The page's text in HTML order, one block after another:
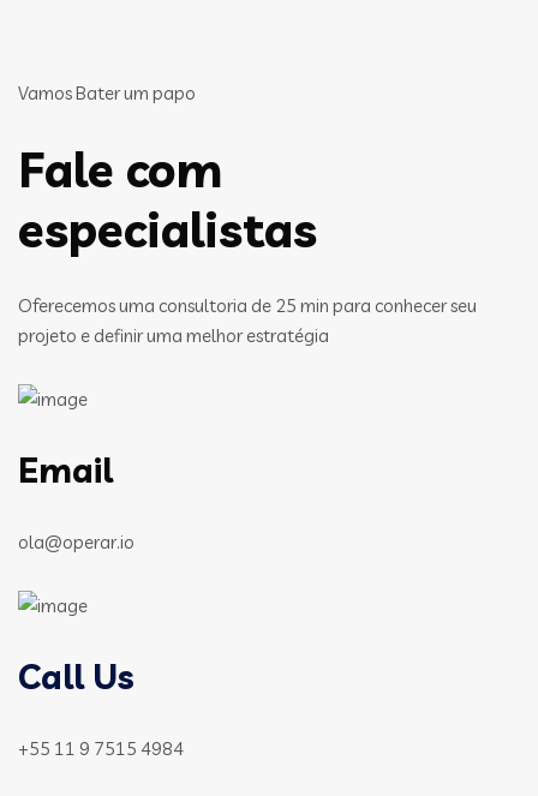
Vamos Bater um papo
Fale com
especialistas
Oferecemos uma consultoria de 25 min para conhecer seu
projeto e definir uma melhor estratégia
Email
ola@operar.io
Call Us
+55 11 9 7515 4984